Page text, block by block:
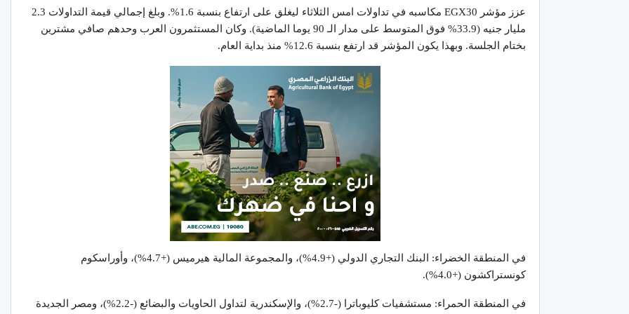
عزز مؤشر EGX30 مكاسبه في تداولات امس الثلاثاء ليغلق على ارتفاع بنسبة 1.6%. وبلغ إجمالي قيمة التداولات 2.3
مليار جنيه (33.9% فوق المتوسط على مدار الـ 90 يوما الماضية). وكان المستثمرون العرب وحدهم صافي مشترين
بختام الجلسة. وبهذا يكون المؤشر قد ارتفع بنسبة 12.6% منذ بداية العام.
في المنطقة الخضراء: البنك التجاري الدولي (+4.9%)، والمجموعة المالية هيرميس (+4.7%)، وأوراسكوم
كونستراكشون (+4.0%).
في المنطقة الحمراء: مستشفيات كليوباترا (-2.7%)، والإسكندرية لتداول الحاويات والبضائع (-2.2%)، ومصر الجديدة